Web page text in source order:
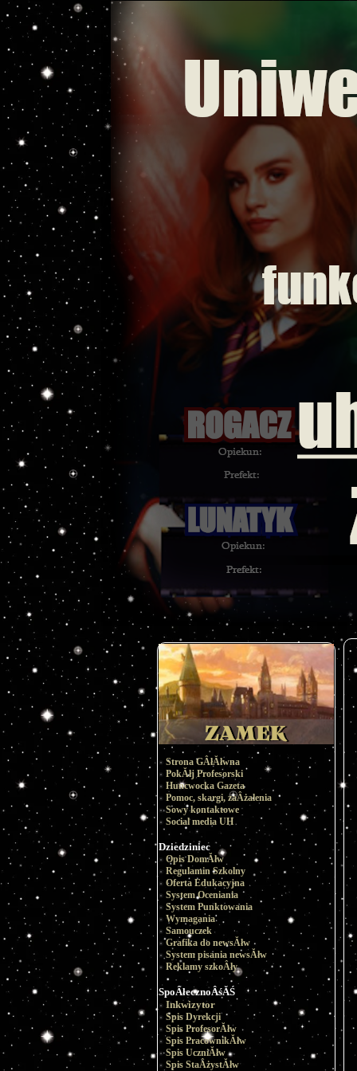
Strona GÂłĂłwna
PokĂłj Profesorski
Huncwocka Gazeta
Pomoc, skargi, zaÂżalenia
Sowy kontaktowe
Social media UH
Dziedziniec
Opis DomĂłw
Regulamin Szkolny
Oferta Edukacyjna
System Oceniania
System Punktowania
Wymagania
Samouczek
Grafika do newsĂłw
System pisania newsĂłw
Reklamy szkoÂły
SpoÂłecznoÂśĂŚ
Inkwizytor
Spis Dyrekcji
Spis ProfesorĂłw
Spis PracownikĂłw
Spis UczniĂłw
Spis StaÂżystĂłw